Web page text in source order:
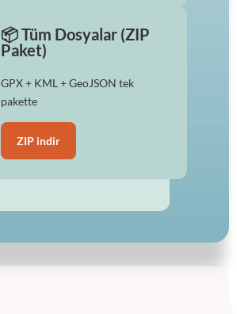
📦 Tüm Dosyalar (ZIP
Paket)
GPX + KML + GeoJSON tek
pakette
ZIP indir